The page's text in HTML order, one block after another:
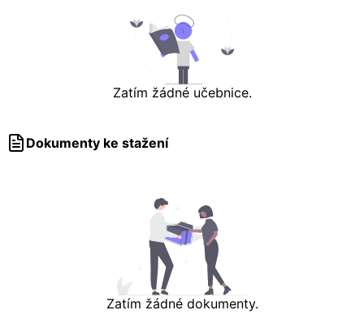
Zatím žádné učebnice.
Dokumenty ke stažení
Zatím žádné dokumenty.